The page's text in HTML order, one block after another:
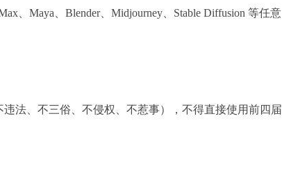
、Maya、Blender、Midjourney、Stable Diffusion 等任意
违法、不三俗、不侵权、不惹事），不得直接使用前四届